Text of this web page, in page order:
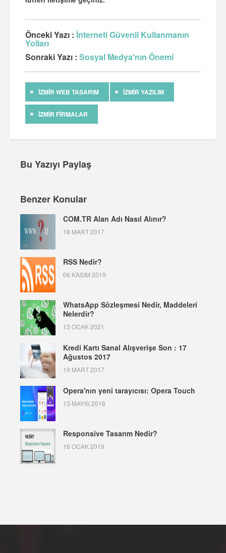
Önceki Yazı : İnterneti Güvenli Kullanmanın
Yolları
Sonraki Yazı : Sosyal Medya'nın Önemi
IZMIR WEB TASARIM IZMIR YAZILIM
IZMIR FIRMALAR
Bu Yazıyı Paylaş
Benzer Konular
COM.TR Alan Adı Nasıl Alınır?
18 MART 2017
RSS Nedir?
06 KASIM 2019
WhatsApp Sözleşmesi Nedir, Maddeleri
Nelerdir?
13 OCAK 2021
Kredi Kartı Sanal Alışverişe Son : 17
Ağustos 2017
19 MART 2017
Opera'nın yeni tarayıcısı: Opera Touch
13 MAYIS 2018
Responsive Tasarım Nedir?
16 OCAK 2019